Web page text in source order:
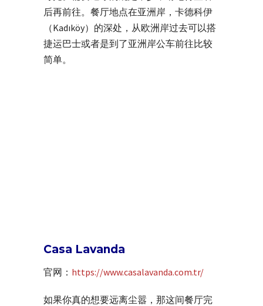
后再前往。餐厅地点在亚洲岸，卡德科伊
（Kadıköy）的深处，从欧洲岸过去可以搭
捷运巴士或者是到了亚洲岸公车前往比较
简单。
Casa Lavanda
官网： https://www.casalavanda.com.tr/
如果你真的想要远离尘嚣，那这间餐厅完